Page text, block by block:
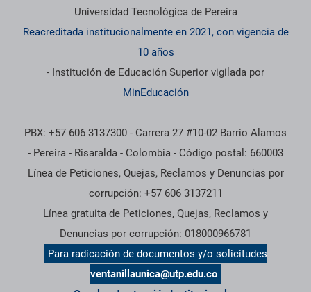
Universidad Tecnológica de Pereira
Reacreditada institucionalmente en 2021, con vigencia de
10 años
- Institución de Educación Superior vigilada por
MinEducación
PBX: +57 606 3137300 - Carrera 27 #10-02 Barrio Alamos
- Pereira - Risaralda - Colombia - Código postal: 660003
Línea de Peticiones, Quejas, Reclamos y Denuncias por
corrupción: +57 606 3137211
Línea gratuita de Peticiones, Quejas, Reclamos y
Denuncias por corrupción: 018000966781
Para radicación de documentos y/o solicitudes
ventanillaunica@utp.edu.co